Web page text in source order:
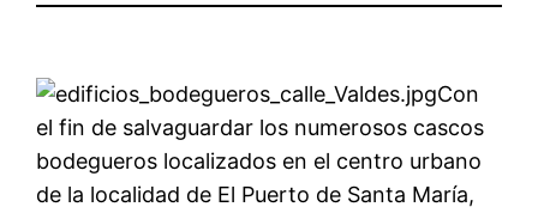
Con
el fin de salvaguardar los numerosos cascos
bodegueros localizados en el centro urbano
de la localidad de El Puerto de Santa María,